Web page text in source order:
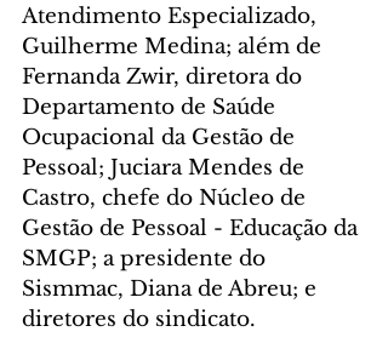
Atendimento Especializado,
Guilherme Medina; além de
Fernanda Zwir, diretora do
Departamento de Saúde
Ocupacional da Gestão de
Pessoal; Juciara Mendes de
Castro, chefe do Núcleo de
Gestão de Pessoal - Educação da
SMGP; a presidente do
Sismmac, Diana de Abreu; e
diretores do sindicato.